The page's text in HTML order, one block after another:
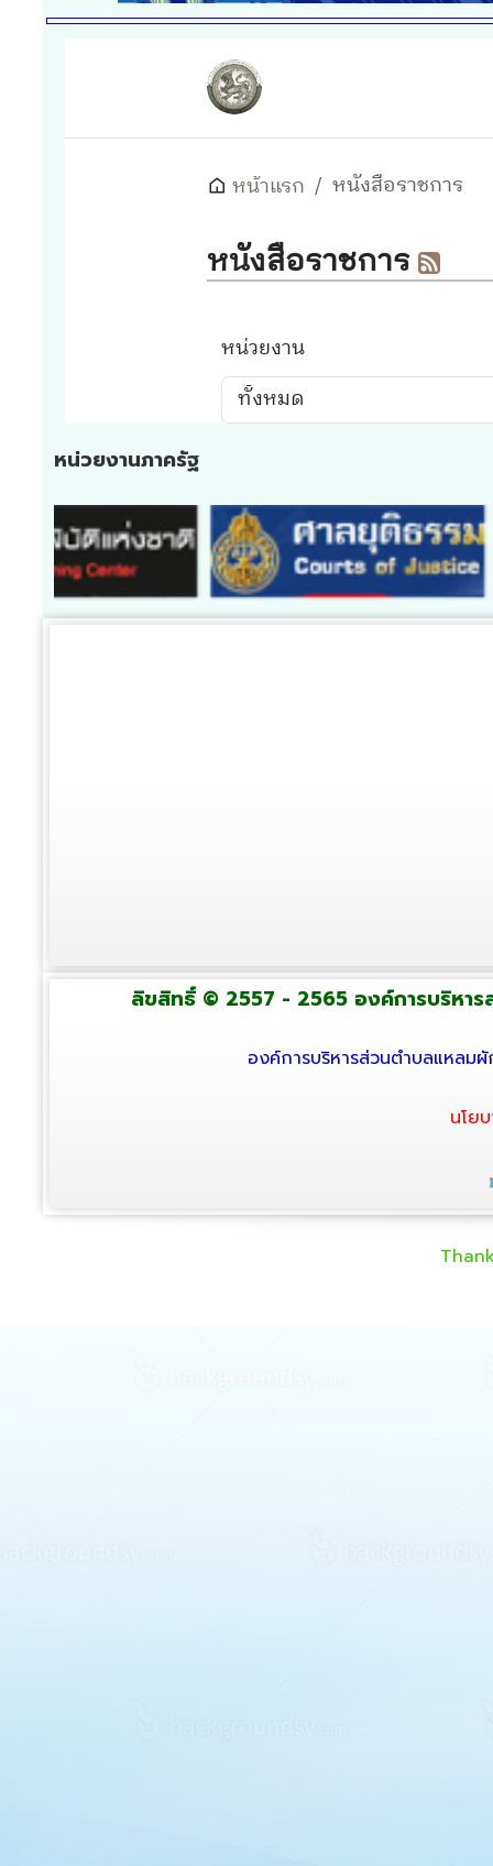
หน่วยงานภาครัฐ
ลิขสิทธิ์ © 2557 - 2565 องค์การบริหา
องค์การบริหารส่วนตำบลแหลม
นโย